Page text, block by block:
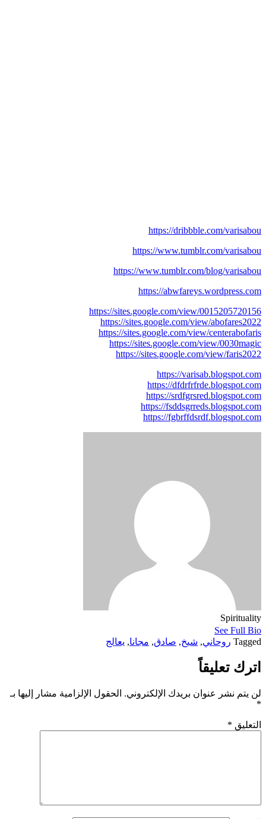
https://dribbble.com/varisabou
https://www.tumblr.com/varisabou
https://www.tumblr.com/blog/varisabou
https://abwfareys.wordpress.com
https://sites.google.com/view/0015205720156
https://sites.google.com/view/abofares2022
https://sites.google.com/view/centerabofaris
https://sites.google.com/view/0030magic
https://sites.google.com/view/faris2022
https://varisab.blogspot.com
https://dfdrfrfrde.blogspot.com
https://srdfgrsred.blogspot.com
https://fsddsgrreds.blogspot.com
https://fgbrffdsrdf.blogspot.com
Spirituality
See Full Bio
Tagged روحاني, شيخ, صادق, مجانا, يعالج
اترك تعليقاً
لن يتم نشر عنوان بريدك الإلكتروني. الحقول الإلزامية مشار إليها بـ
*
التعليق *